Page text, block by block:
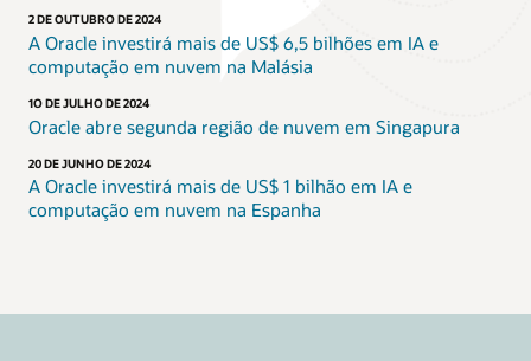
2 DE OUTUBRO DE 2024
A Oracle investirá mais de US$ 6,5 bilhões em IA e
computação em nuvem na Malásia
1O DE JULHO DE 2024
Oracle abre segunda região de nuvem em Singapura
20 DE JUNHO DE 2024
A Oracle investirá mais de US$ 1 bilhão em IA e
computação em nuvem na Espanha